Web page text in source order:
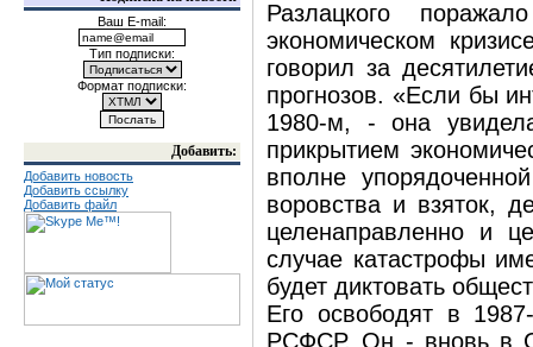
Ваш E-mail:
Тип подписки:
Формат подписки:
Добавить:
Добавить новость
Добавить ссылку
Добавить файл
Разлацкого
экономическом
говорил за
прогнозов. «Если бы
1980-м, - она
прикрытием
вполне
воровства и взяток,
целенаправленно и
случае катастрофы
будет диктовать
Его освободят в
РСФСР. Он - вновь в